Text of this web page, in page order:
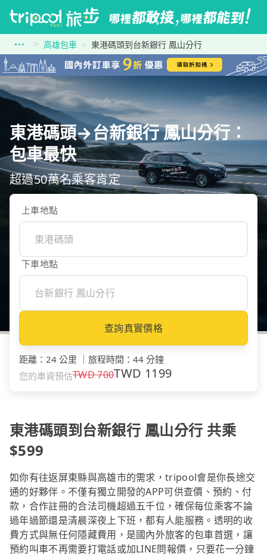
高雄包車 東港碼頭到台新銀行 鳳山分行
東港碼頭→台新銀行 鳳山分行：
包車最快
超過50萬名乘客肯定
上車地點
下車地點
查詢真實價格
距離 ： 24 公里 旅程時間 ： 44 分鐘
您的車資預估TWD700TWD 1199
東港碼頭到台新銀行 鳳山分行 共乘
$599
如你有往返屏東縣與高雄市的需求，tripool會是你長途交
通的好夥伴。不僅有獨立開發的APP可供查價、預約、付
款，合作註冊的合法司機超過五千位，確保每位乘客不論
過年過節還是清晨深夜上下班，都有人能服務。透明的收
費方式與無任何隱藏費用，是國內外旅客的包車首選，讓
預約叫車不再需要打電話或加LINE問報價，只要花一分鐘